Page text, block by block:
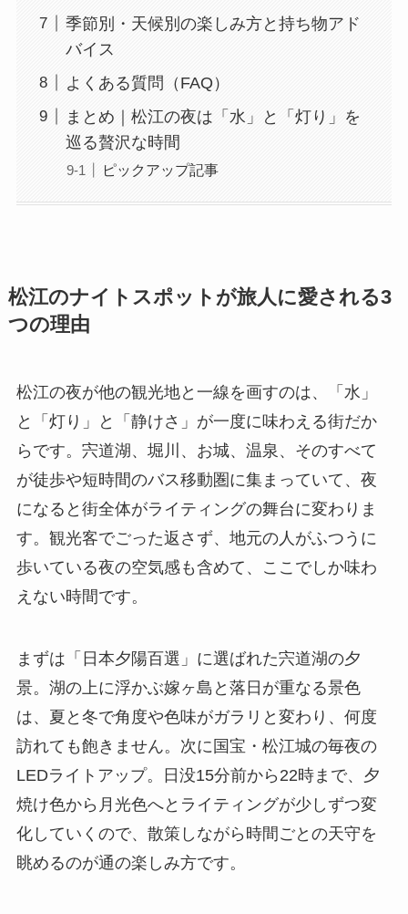
季節別・天候別の楽しみ方と持ち物アド
バイス
よくある質問（FAQ）
まとめ｜松江の夜は「水」と「灯り」を
巡る贅沢な時間
ピックアップ記事
松江のナイトスポットが旅人に愛される3
つの理由
松江の夜が他の観光地と一線を画すのは、「水」
と「灯り」と「静けさ」が一度に味わえる街だか
らです。宍道湖、堀川、お城、温泉、そのすべて
が徒歩や短時間のバス移動圏に集まっていて、夜
になると街全体がライティングの舞台に変わりま
す。観光客でごった返さず、地元の人がふつうに
歩いている夜の空気感も含めて、ここでしか味わ
えない時間です。
まずは「日本夕陽百選」に選ばれた宍道湖の夕
景。湖の上に浮かぶ嫁ヶ島と落日が重なる景色
は、夏と冬で角度や色味がガラリと変わり、何度
訪れても飽きません。次に国宝・松江城の毎夜の
LEDライトアップ。日没15分前から22時まで、夕
焼け色から月光色へとライティングが少しずつ変
化していくので、散策しながら時間ごとの天守を
眺めるのが通の楽しみ方です。